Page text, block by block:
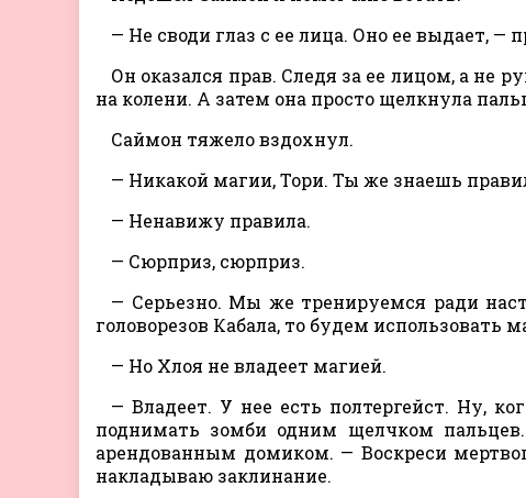
— Не своди глаз с ее лица. Оно ее выдает,
Он оказался прав. Следя за ее лицом, а не
на колени. А затем она просто щелкнула
Саймон тяжело вздохнул.
— Никакой магии, Тори. Ты же знаешь
— Ненавижу правила.
— Сюрприз, сюрприз.
— Серьезно. Мы же тренируемся ради
головорезов Кабала, то будем использовать
— Но Хлоя не владеет магией.
— Владеет. У нее есть полтергейст. Ну,
поднимать зомби одним щелчком
арендованным домиком. — Воскреси
накладываю заклинание.